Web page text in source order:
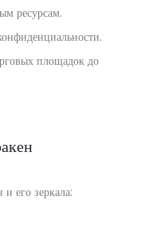
ресурсам.
площадок до
его зеркала: